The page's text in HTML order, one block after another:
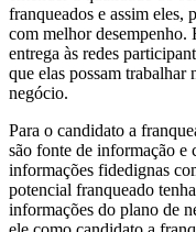
franqueados e assim eles,
com melhor desempenho.
entrega às redes
que elas possam trabalhar
negócio.
Para o candidato a
são fonte de informação e
informações fidedignas
potencial franqueado
informações do plano de